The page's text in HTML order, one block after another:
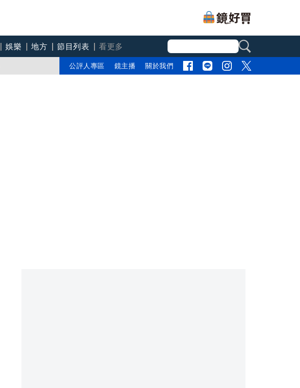
娛樂 地方 節目列表
看更多
公評人專區 鏡主播 關於我們